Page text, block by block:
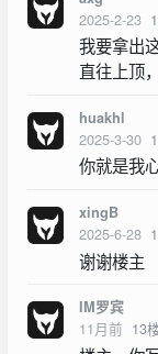
2025-2-23
我要拿出
直往上顶
huakhl
2025-3-30
你就是我
xingB
2025-6-28
谢谢楼主
IM罗宾
11月前 13